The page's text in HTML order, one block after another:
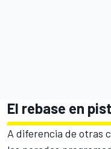
El rebase en
A diferencia de otras